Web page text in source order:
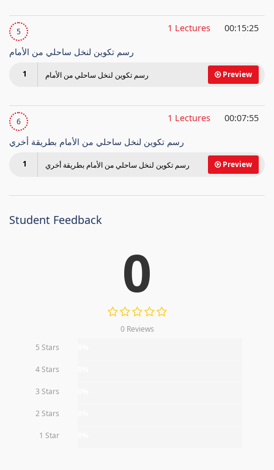
5 1 Lectures 00:15:25
رسم تكوين لنخل ساحلي من الأمام
1 Preview رسم تكوين لنخل ساحلي من الأمام
6 1 Lectures 00:07:55
رسم تكوين لنخل ساحلي من الأمام بطريقة أخري
1 Preview رسم تكوين لنخل ساحلي من الأمام بطريقة أخري
Student Feedback
0
0 Reviews
5 Stars
4 Stars
3 Stars
2 Stars
1 Star